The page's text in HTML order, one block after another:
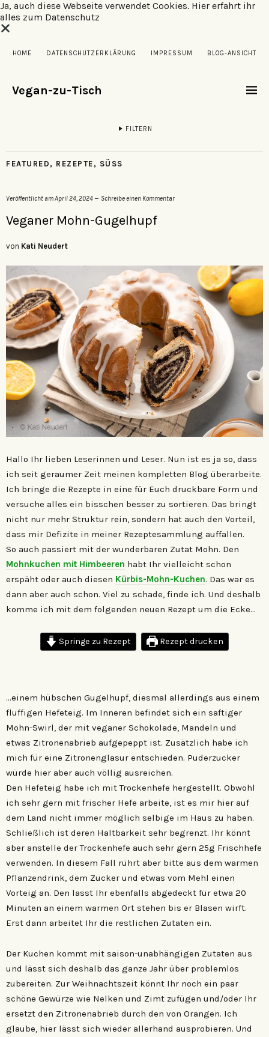
Ja, auch diese Webseite verwendet Cookies. Hier erfahrt ihr
alles zum Datenschutz
HOME DATENSCHUTZERKLÄRUNG IMPRESSUM BLOG-ANSICHT
Vegan-zu-Tisch
FILTERN
FEATURED , REZEPTE , SÜSS
Veröffentlicht amApril 24, 2024 Schreibe einen Kommentar
Veganer Mohn-Gugelhupf
von Kati Neudert
Hallo Ihr lieben Leserinnen und Leser. Nun ist es ja so, dass
ich seit geraumer Zeit meinen kompletten Blog überarbeite.
Ich bringe die Rezepte in eine für Euch druckbare Form und
versuche alles ein bisschen besser zu sortieren. Das bringt
nicht nur mehr Struktur rein, sondern hat auch den Vorteil,
dass mir Defizite in meiner Rezeptesammlung auffallen.
So auch passiert mit der wunderbaren Zutat Mohn. Den
Mohnkuchen mit Himbeeren habt Ihr vielleicht schon
erspäht oder auch diesen Kürbis-Mohn-Kuchen. Das war es
dann aber auch schon. Viel zu schade, finde ich. Und deshalb
komme ich mit dem folgenden neuen Rezept um die Ecke…
Springe zu Rezept Rezept drucken
…einem hübschen Gugelhupf, diesmal allerdings aus einem
fluffigen Hefeteig. Im Inneren befindet sich ein saftiger
Mohn-Swirl, der mit veganer Schokolade, Mandeln und
etwas Zitronenabrieb aufgepeppt ist. Zusätzlich habe ich
mich für eine Zitronenglasur entschieden. Puderzucker
würde hier aber auch völlig ausreichen.
Den Hefeteig habe ich mit Trockenhefe hergestellt. Obwohl
ich sehr gern mit frischer Hefe arbeite, ist es mir hier auf
dem Land nicht immer möglich selbige im Haus zu haben.
Schließlich ist deren Haltbarkeit sehr begrenzt. Ihr könnt
aber anstelle der Trockenhefe auch sehr gern 25g Frischhefe
verwenden. In diesem Fall rührt aber bitte aus dem warmen
Pflanzendrink, dem Zucker und etwas vom Mehl einen
Vorteig an. Den lasst Ihr ebenfalls abgedeckt für etwa 20
Minuten an einem warmen Ort stehen bis er Blasen wirft.
Erst dann arbeitet Ihr die restlichen Zutaten ein.
Der Kuchen kommt mit saison-unabhängigen Zutaten aus
und lässt sich deshalb das ganze Jahr über problemlos
zubereiten. Zur Weihnachtszeit könnt Ihr noch ein paar
schöne Gewürze wie Nelken und Zimt zufügen und/oder Ihr
ersetzt den Zitronenabrieb durch den von Orangen. Ich
glaube, hier lässt sich wieder allerhand ausprobieren. Und